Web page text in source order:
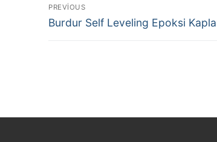
gezinmesi
PREVIOUS
Previous
Burdur Self Leveling Epoksi